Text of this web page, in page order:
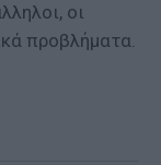
οι
προβλήματα.